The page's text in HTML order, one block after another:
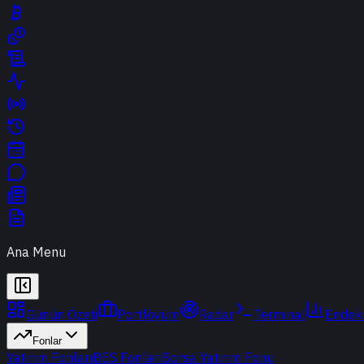
Ana Menu
Günün Özeti Portföyüm Radar Terminal
Fonlar
Yatırım FonlarıBES FonlarıBorsa Yatırım Fonu